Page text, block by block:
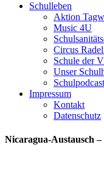
Schulleben
Aktion
Music 4U
Circus
Schule der
Unser
Impressum
Kontakt
Datenschutz
Nicaragua-Austausch